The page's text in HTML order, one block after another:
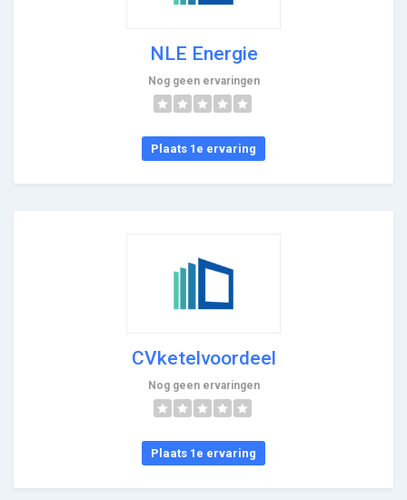
NLE Energie
Nog geen ervaringen
Plaats 1e ervaring
CVketelvoordeel
Nog geen ervaringen
Plaats 1e ervaring